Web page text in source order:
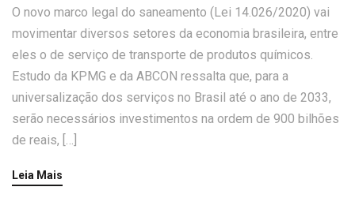
O novo marco legal do saneamento (Lei 14.026/2020) vai
movimentar diversos setores da economia brasileira, entre
eles o de serviço de transporte de produtos químicos.
Estudo da KPMG e da ABCON ressalta que, para a
universalização dos serviços no Brasil até o ano de 2033,
serão necessários investimentos na ordem de 900 bilhões
de reais, […]
Leia Mais